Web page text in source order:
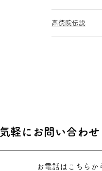
高徳院伝説
気軽にお問い合わ
お電話はこちらか